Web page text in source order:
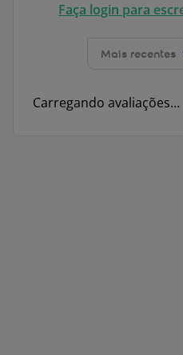
Faça login para
Mais recentes
Carregando avaliações…